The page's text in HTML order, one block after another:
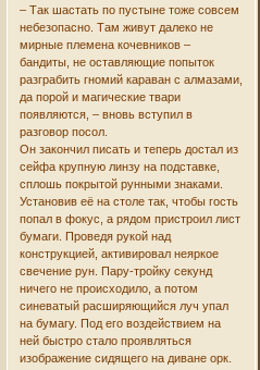
– Так шастать по пустыне тоже совсем
небезопасно. Там живут далеко не
мирные племена кочевников –
бандиты, не оставляющие попыток
разграбить гномий караван с алмазами,
да порой и магические твари
появляются, – вновь вступил в
разговор посол.
Он закончил писать и теперь достал из
сейфа крупную линзу на подставке,
сплошь покрытой рунными знаками.
Установив её на столе так, чтобы гость
попал в фокус, а рядом пристроил лист
бумаги. Проведя рукой над
конструкцией, активировал неяркое
свечение рун. Пару-тройку секунд
ничего не происходило, а потом
синеватый расширяющийся луч упал
на бумагу. Под его воздействием на
ней быстро стало проявляться
изображение сидящего на диване орк.